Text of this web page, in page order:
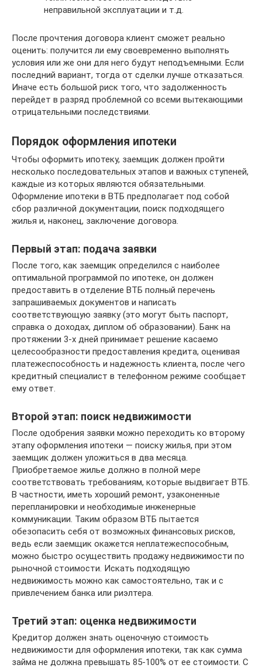
неправильной эксплуатации и т.д.
После прочтения договора клиент сможет реально
оценить: получится ли ему своевременно выполнять
условия или же они для него будут неподъемными. Если
последний вариант, тогда от сделки лучше отказаться.
Иначе есть большой риск того, что задолженность
перейдет в разряд проблемной со всеми вытекающими
отрицательными последствиями.
Порядок оформления ипотеки
Чтобы оформить ипотеку, заемщик должен пройти
несколько последовательных этапов и важных ступеней,
каждые из которых являются обязательными.
Оформление ипотеки в ВТБ предполагает под собой
сбор различной документации, поиск подходящего
жилья и, наконец, заключение договора.
Первый этап: подача заявки
После того, как заемщик определился с наиболее
оптимальной программой по ипотеке, он должен
предоставить в отделение ВТБ полный перечень
запрашиваемых документов и написать
соответствующую заявку (это могут быть паспорт,
справка о доходах, диплом об образовании). Банк на
протяжении 3-х дней принимает решение касаемо
целесообразности предоставления кредита, оценивая
платежеспособность и надежность клиента, после чего
кредитный специалист в телефонном режиме сообщает
ему ответ.
Второй этап: поиск недвижимости
После одобрения заявки можно переходить ко второму
этапу оформления ипотеки — поиску жилья, при этом
заемщик должен уложиться в два месяца.
Приобретаемое жилье должно в полной мере
соответствовать требованиям, которые выдвигает ВТБ.
В частности, иметь хороший ремонт, узаконенные
перепланировки и необходимые инженерные
коммуникации. Таким образом ВТБ пытается
обезопасить себя от возможных финансовых рисков,
ведь если заемщик окажется неплатежеспособным,
можно быстро осуществить продажу недвижимости по
рыночной стоимости. Искать подходящую
недвижимость можно как самостоятельно, так и с
привлечением банка или риэлтера.
Третий этап: оценка недвижимости
Кредитор должен знать оценочную стоимость
недвижимости для оформления ипотеки, так как сумма
займа не должна превышать 85-100% от ее стоимости. С